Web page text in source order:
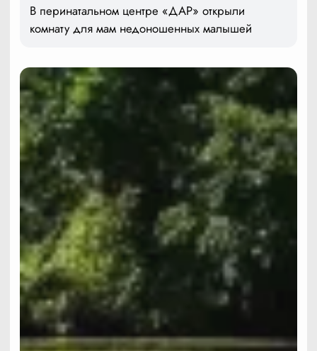
В перинатальном центре «ДАР» открыли
комнату для мам недоношенных малышей